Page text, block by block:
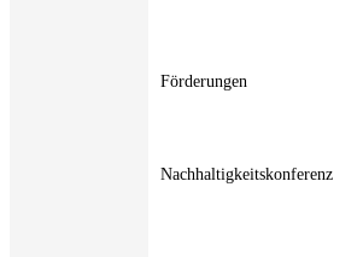
Förderungen
Nachhaltigkeitskonferenz